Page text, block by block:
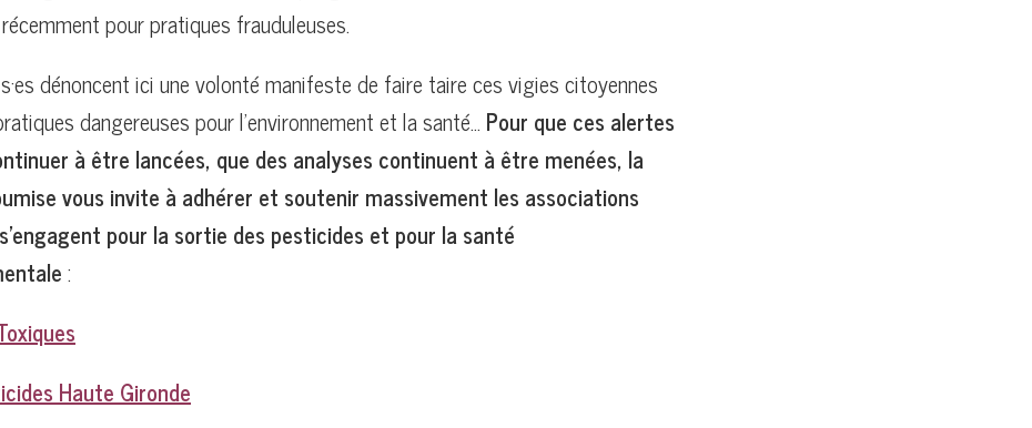
pour pratiques frauduleuses.
dénoncent ici une volonté manifeste de faire taire ces vigies citoyennes
dangereuses pour l’environnement et la santé… Pour que ces alertes
à être lancées, que des analyses continuent à être menées, la
vous invite à adhérer et soutenir massivement les associations
pour la sortie des pesticides et pour la santé
:
Haute Gironde